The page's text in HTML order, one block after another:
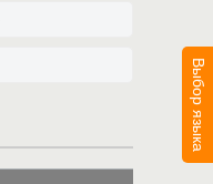
Выбор языка